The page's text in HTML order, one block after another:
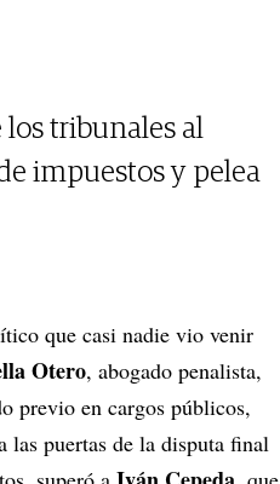
los tribunales al
impuestos y pelea
que casi nadie vio venir
Otero, abogado penalista,
previo en cargos públicos,
las puertas de la disputa final